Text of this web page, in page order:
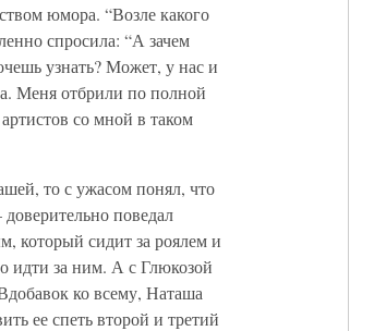
юмора. “Возле какого
спросила: “А зачем
узнать? Может, у нас и
Меня отбрили по полной
со мной в таком
то с ужасом понял, что
поведал
который сидит за роялем и
идти за ним. А с Глюкозой
ко всему, Наташа
ее спеть второй и третий